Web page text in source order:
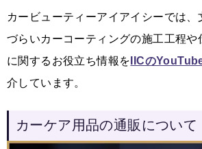
カービューティーアイアイシーでは、
づらいカーコーティングの施工工程や
に関するお役立ち情報を IICの
介しています。
カーケア用品の通販について